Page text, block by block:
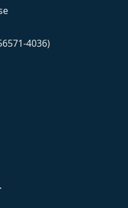
4036)